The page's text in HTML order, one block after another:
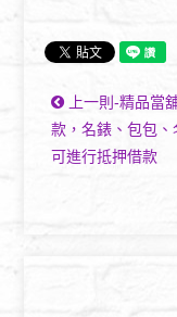
上一則-精品當
款，名錶、包包、
可進行抵押借款